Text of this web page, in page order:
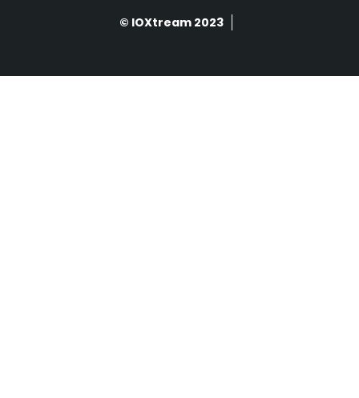
© IOXtream 2023